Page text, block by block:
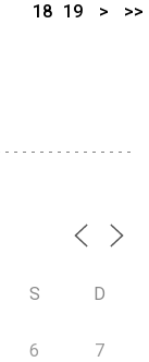
18 19 > >>
S D
6 7